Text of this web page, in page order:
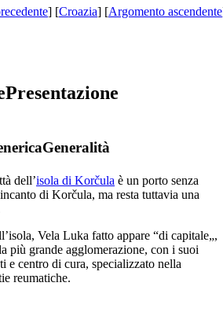
] [Croazia] [Argomento ascendente
Presentazione
Generalità
dell’isola di Korčula è un porto senza
di Korčula, ma resta tuttavia una
Vela Luka fatto appare “di capitale„,
più grande agglomerazione, con i suoi
e centro di cura, specializzato nella
reumatiche.